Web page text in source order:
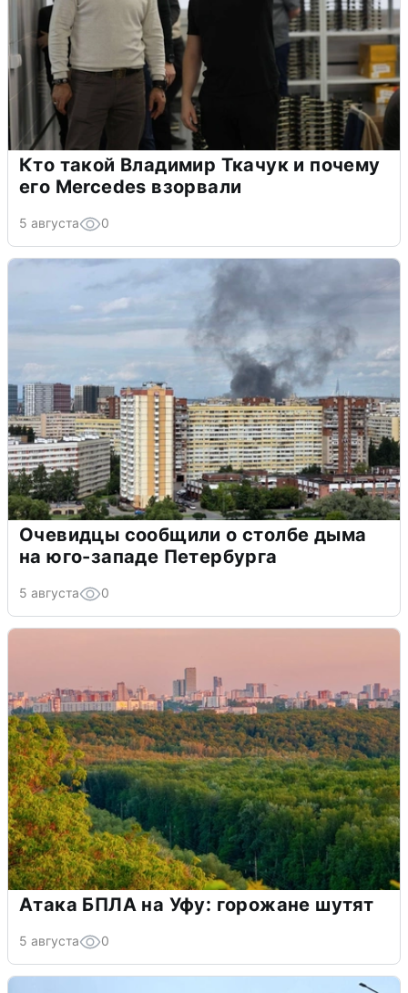
Кто такой Владимир Ткачук и почему
его Mercedes взорвали
5 августа 0
Очевидцы сообщили о столбе дыма
на юго-западе Петербурга
5 августа 0
Атака БПЛА на Уфу: горожане шутят
5 августа 0